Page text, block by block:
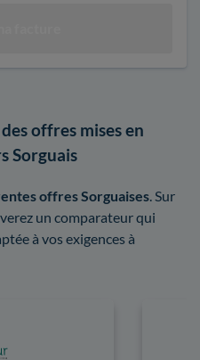
offres mises en
Sorguais
offres Sorguaises . Sur
un comparateur qui
à vos exigences à